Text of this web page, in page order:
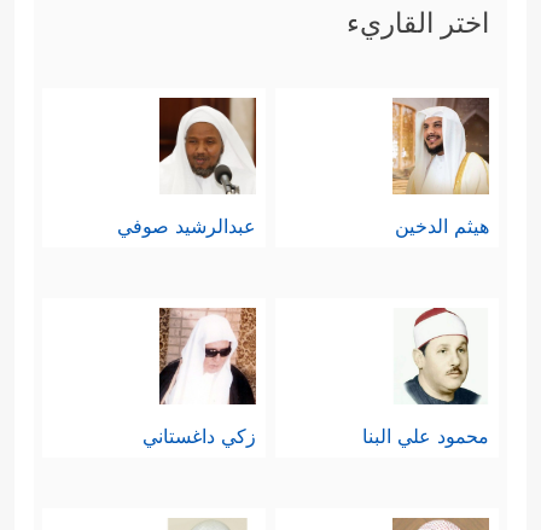
اختر القاريء
هيثم الدخين عبدالرشيد صوفي
محمود علي البنا زكي داغستاني